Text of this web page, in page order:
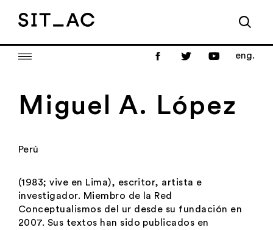
eng.
Miguel A. López
Perú
(1983; vive en Lima), escritor, artista e
investigador. Miembro de la Red
Conceptualismos del ur desde su fundación en
2007. Sus textos han sido publicados en